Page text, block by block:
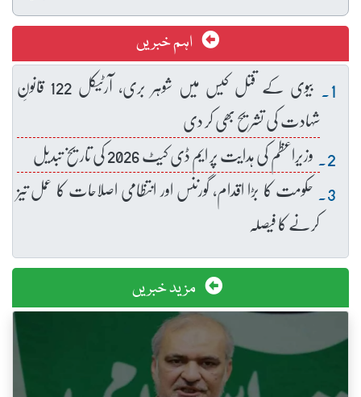
اہم خبریں
بیوی کے قتل کیس میں شوہر بری، آرٹیکل 122 قانونِ
شہادت کی تشریح بھی کر دی
وزیراعظم کی ہدایت پر ایم ڈی کیٹ 2026 کی تاریخ تبدیل
حکومت کا بڑا اقدام، گورننس اور انتظامی اصلاحات کا عمل تیز
کرنے کا فیصلہ
مزید خبریں